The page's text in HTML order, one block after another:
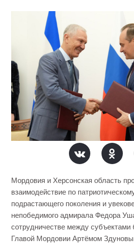
Мордовия и Херсонская область
взаимодействие по
подрастающего поколения и
непобедимого адмирала Федора
сотрудничестве между
Главой Мордовии Артёмом